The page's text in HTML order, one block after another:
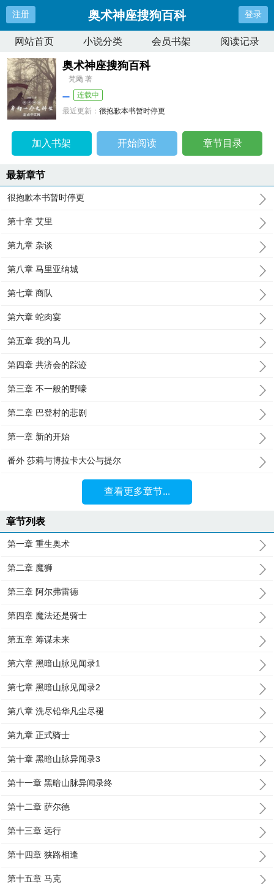
注册 奥术神座搜狗百科 登录
网站首页 小说分类 会员书架 阅读记录
奥术神座搜狗百科
梵飏 著
连载中
最近更新：很抱歉本书暂时停更
加入书架 开始阅读 章节目录
最新章节
很抱歉本书暂时停更
第十章 艾里
第九章 杂谈
第八章 马里亚纳城
第七章 商队
第六章 蛇肉宴
第五章 我的马儿
第四章 共济会的踪迹
第三章 不一般的野嚎
第二章 巴登村的悲剧
第一章 新的开始
番外 莎莉与博拉卡大公与提尔
查看更多章节...
章节列表
第一章 重生奥术
第二章 魔狮
第三章 阿尔弗雷德
第四章 魔法还是骑士
第五章 筹谋未来
第六章 黑暗山脉见闻录1
第七章 黑暗山脉见闻录2
第八章 洗尽铅华凡尘尽褪
第九章 正式骑士
第十章 黑暗山脉异闻录3
第十一章 黑暗山脉异闻录终
第十二章 萨尔德
第十三章 远行
第十四章 狭路相逢
第十五章 马克